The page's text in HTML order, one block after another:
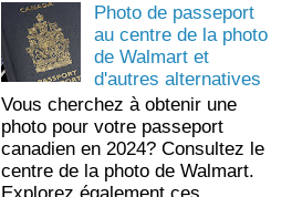
Photo de passeport
au centre de la photo
de Walmart et
d'autres alternatives
Vous cherchez à obtenir une
photo pour votre passeport
canadien en 2024? Consultez le
centre de la photo de Walmart.